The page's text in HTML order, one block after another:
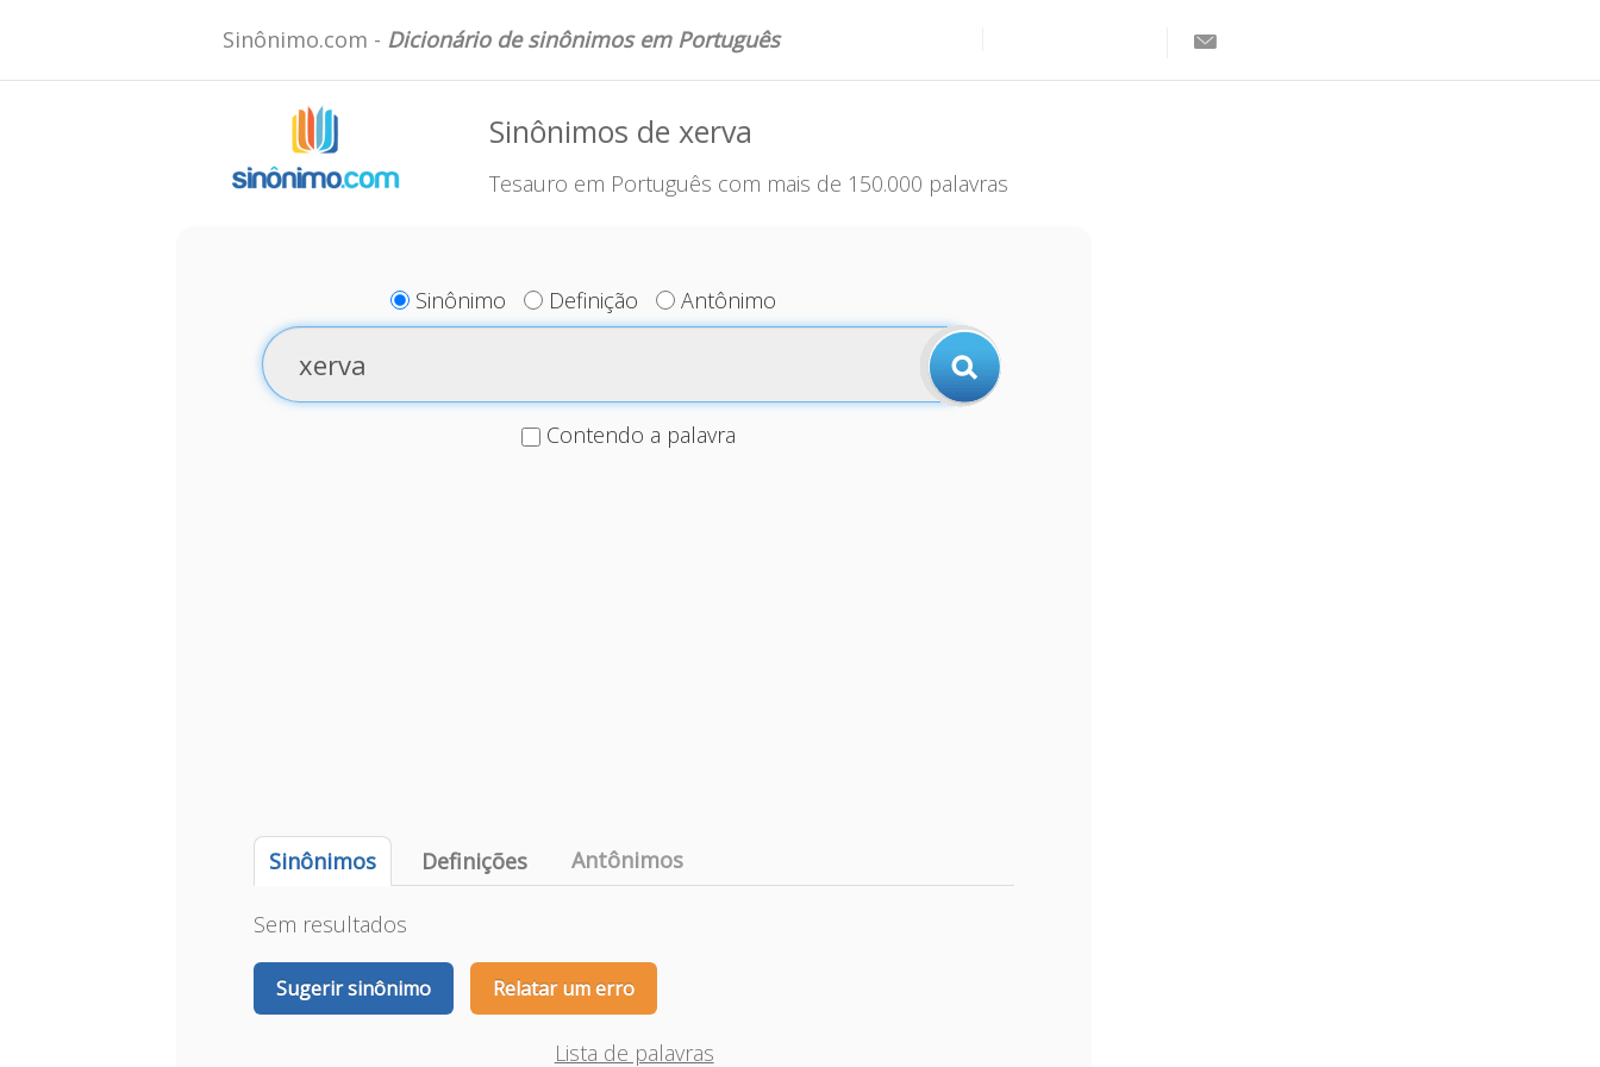
Sinônimo.com - Dicionário de sinônimos em Português
Sinônimos de xerva
Tesauro em Português com mais de 150.000 palavras
Sinônimo Definição Antônimo
Contendo a palavra
Sinônimos Definições Antônimos
Sem resultados
Sugerir sinônimo Relatar um erro
Lista de palavras